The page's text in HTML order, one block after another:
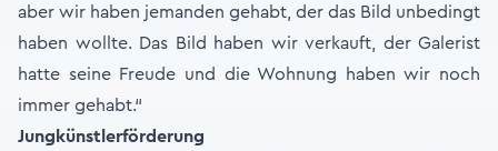
aber wir haben jemanden gehabt, der das Bild unbedingt
haben wollte. Das Bild haben wir verkauft, der Galerist
hatte seine Freude und die Wohnung haben wir noch
immer gehabt.“
Jungkünstlerförderung